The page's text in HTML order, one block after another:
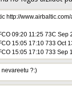
http://
09:20 11:25 73C Sep
15:05 17:10 733 Oct
15:05 17:10 733 Sep
nevareetu ?:)